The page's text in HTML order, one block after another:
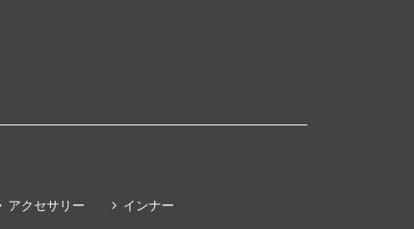
アクセサリー
インナー